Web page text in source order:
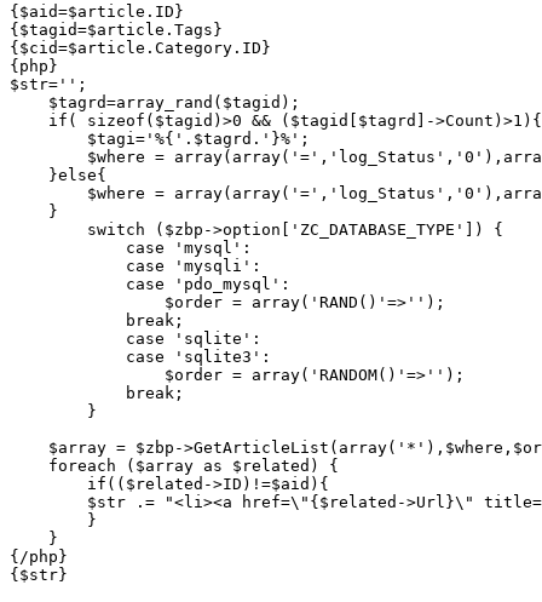
{$aid=$article.ID}
{$tagid=$article.Tags}
{$cid=$article.Category.ID}
{php}
$str='';
$tagrd=array_rand($tagid);
if( sizeof($tagid)>0 && ($tagid[$tagrd]->Count)>1){
$tagi='%{'.$tagrd.'}%';
$where =
}else{
$where =
}
switch ($zbp->option['ZC_DATABASE_TYPE']) {
case 'mysql':
case 'mysqli':
case 'pdo_mysql':
$order = array('RAND()'=>'');
break;
case 'sqlite':
case 'sqlite3':
$order = array('RANDOM()'=>'');
break;
}
$array = $zbp-
foreach ($array as $related) {
if(($related->ID)!=$aid){
$str .= "<li><a href=\"{$related->Url}\"
}
}
{/php}
{$str}